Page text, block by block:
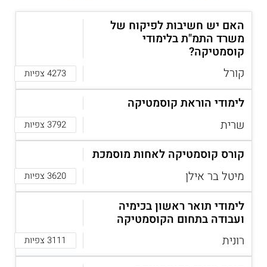
רמות השכר
שכר נטו חודשי
קוסמטיקאית שכירה
7,000 - 10,000 שקלים
לחודש
קוסמטיקאית רפואית
8,000 - 10,000 שקלים
לחודש
מנהלי מכון קוסמטיקה
15,000 - 25,000 שקלים
מניקוריסטית (עצמאית)
לחודש
לק ג'ל (עצמאית)
9,000 - 10,000 שקלים
האם יש חשיבות לפיקוח של
משרד התמ"ת בלימודי
קוסמטיקה?
קורל
4273 צפיות
לימודי הוראת קוסמטיקה
שרית
3792 צפיות
קורס קוסמטיקה לאחות מוסמכת
מיטל בר אילן
3620 צפיות
לימודי תואר ראשון בכימיה
ועבודה בתחום הקוסמטיקה
רונית
3111 צפיות